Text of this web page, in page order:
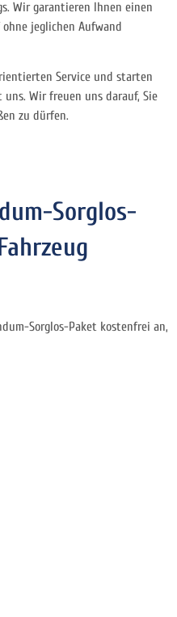
Wir garantieren Ihnen einen
jeglichen Aufwand
Service und starten
Wir freuen uns darauf, Sie
zu dürfen.
Sorglos-
Sorglos-Paket kostenfrei an,